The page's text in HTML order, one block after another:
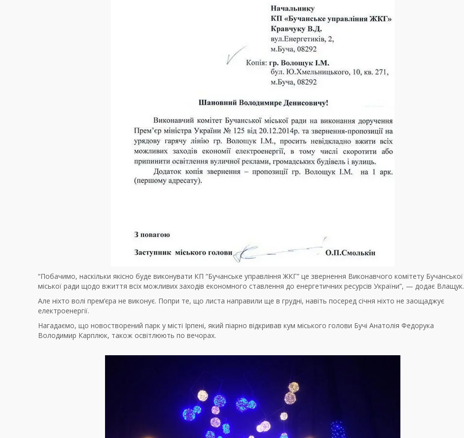
“Побачимо, наскільки якісно буде виконувати КП “Бучанське управління ЖКГ” це звернення Виконавчого комітету Бучанської
міської ради щодо вжиття всіх можливих заходів економного ставлення до енергетичних ресурсів України”, — додає Влащук.
Але ніхто волі прем’єра не виконує. Попри те, що листа направили ще в грудні, навіть посеред січня ніхто не заощаджує
електроенергії.
Нагадаємо, що новостворений парк у місті Ірпені, який піарно відкривав кум міського голови Бучі Анатолія Федорука
Володимир Карплюк, також освітлюють по вечорах.